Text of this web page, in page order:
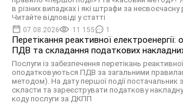
в різних випадках і які штрафи за несвоєчасну
Читайте відповіді у статті
07.08.2026 11 155 1
Перетікання реактивної електроенергії:
ПДВ та складання податкових
Послуги із забезпечення перетікань
оподатковуються ПДВ за загальними
методом). На дату першої події постачальник
скласти та зареєструвати податкову
коду послуги за ДКПП